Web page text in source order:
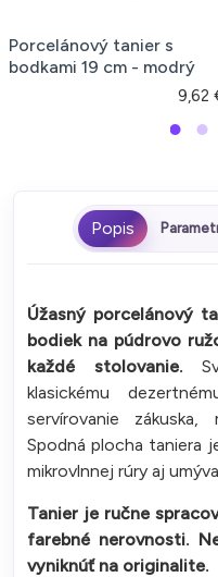
Porcelánový tanier s
bodkami 19 cm - modrý
9,62
Úžasný porcelánový
bodiek na púdrovo
každé stolovanie.
klasickému
servírovanie
Spodná plocha taniera
mikrovlnnej rúry aj
Tanier je ručne
farebné nerovnosti.
vyniknúť na originalite.